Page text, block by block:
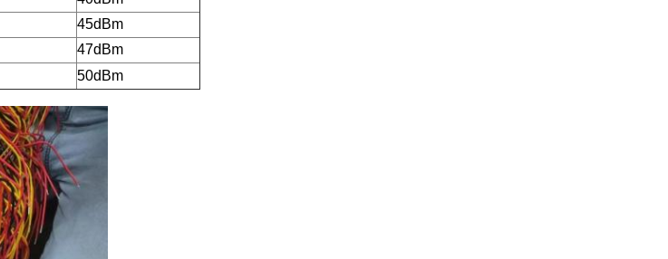
45dBm
47dBm
50dBm